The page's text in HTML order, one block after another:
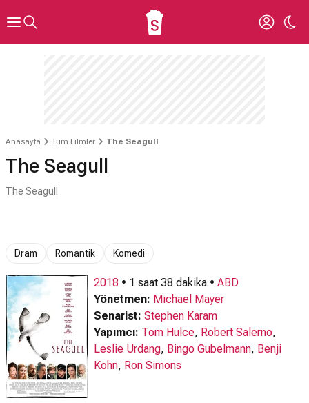
Anasayfa Tüm Filmler The Seagull
The Seagull
The Seagull
Dram Romantik Komedi
2018 • 1 saat 38 dakika • ABD
Yönetmen: Michael Mayer
Senarist: Stephen Karam
Yapımcı: Tom Hulce, Robert Salerno,
Leslie Urdang, Bingo Gubelmann, Benji
Kohn, Ron Simons